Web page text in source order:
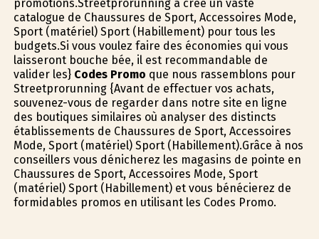
promotions.Streetprorunning a créé un vaste
catalogue de Chaussures de Sport, Accessoires Mode,
Sport (matériel) Sport (Habillement) pour tous les
budgets.Si vous voulez faire des économies qui vous
laisseront bouche bée, il est recommandable de
valider les} Codes Promo que nous rassemblons pour
Streetprorunning {Avant de effectuer vos achats,
souvenez-vous de regarder dans notre site en ligne
des boutiques similaires où analyser des distincts
établissements de Chaussures de Sport, Accessoires
Mode, Sport (matériel) Sport (Habillement).Grâce à nos
conseillers vous dénicherez les magasins de pointe en
Chaussures de Sport, Accessoires Mode, Sport
(matériel) Sport (Habillement) et vous bénéficierez de
formidables promos en utilisant les Codes Promo.